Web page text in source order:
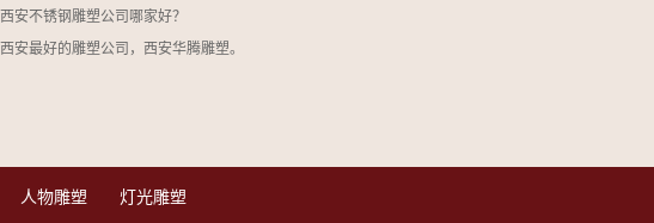
西安不锈钢雕塑公司哪家好？
西安最好的雕塑公司，西安华腾雕塑。
人物雕塑 灯光雕塑